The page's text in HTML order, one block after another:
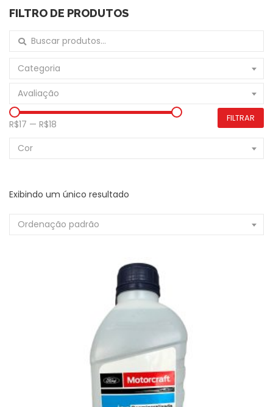
FILTRO DE PRODUTOS
Buscar por:
Categoria
Avaliação
R$17 — R$18
FILTRAR
Cor
Exibindo um único resultado
Ordenação padrão